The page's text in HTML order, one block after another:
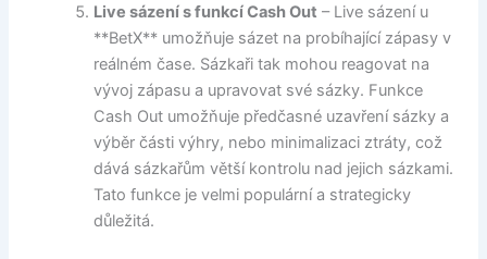
Live sázení s funkcí Cash Out – Live sázení u
**BetX** umožňuje sázet na probíhající zápasy v
reálném čase. Sázkaři tak mohou reagovat na
vývoj zápasu a upravovat své sázky. Funkce
Cash Out umožňuje předčasné uzavření sázky a
výběr části výhry, nebo minimalizaci ztráty, což
dává sázkařům větší kontrolu nad jejich sázkami.
Tato funkce je velmi populární a strategicky
důležitá.